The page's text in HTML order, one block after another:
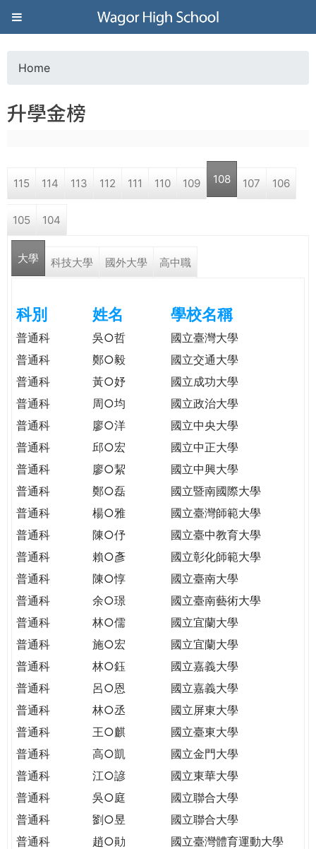
Jump to navigation
葳
格
高
學
格。
民。
WAGOR
TODAY
THE
WORLD
TOMORROW
PUTTING
YOU
THE
PATH
CITIZENSHIP
o
a
r
e
e
r
e
Home
升學金榜
115 114 113 112 111 110 109 108 107 106
105 104
大學 科技大學 國外大學 高中職
科別 姓名 學校名稱
普通科 吳○哲
國立臺灣大學
普通科
鄭○毅
國立交通大學
普通科
黃○妤
國立成功大學
普通科
周○均
國立政治大學
普通科
廖○洋
國立中央大學
普通科
邱○宏
國立中正大學
普通科
廖○絜
國立中興大學
普通科
鄭○磊
國立暨南國際大學
普通科
楊○雅
國立臺灣師範大學
普通科
陳○伃
國立臺中教育大學
普通科
賴○彥
國立彰化師範大學
普通科
陳○惇
國立臺南大學
普通科
余○璟
國立臺南藝術大學
普通科
林○儒
國立宜蘭大學
普通科
施○宏
國立宜蘭大學
普通科
林○鈺
國立嘉義大學
普通科
呂○恩
國立嘉義大學
普通科
林○丞
國立屏東大學
普通科
王○麒
國立臺東大學
普通科
高○凱
國立金門大學
普通科
江○諺
國立東華大學
普通科
吳○庭
國立聯合大學
普通科
劉○昱
國立聯合大學
普通科
趙○勛
國立臺灣體育運動大學